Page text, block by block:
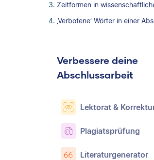
Zeitformen in
‚Verbotene‘ Wörter in einer
Verbessere deine
Abschlussarbeit
Lektorat &
Plagiatsprüfung
Literaturgenerator